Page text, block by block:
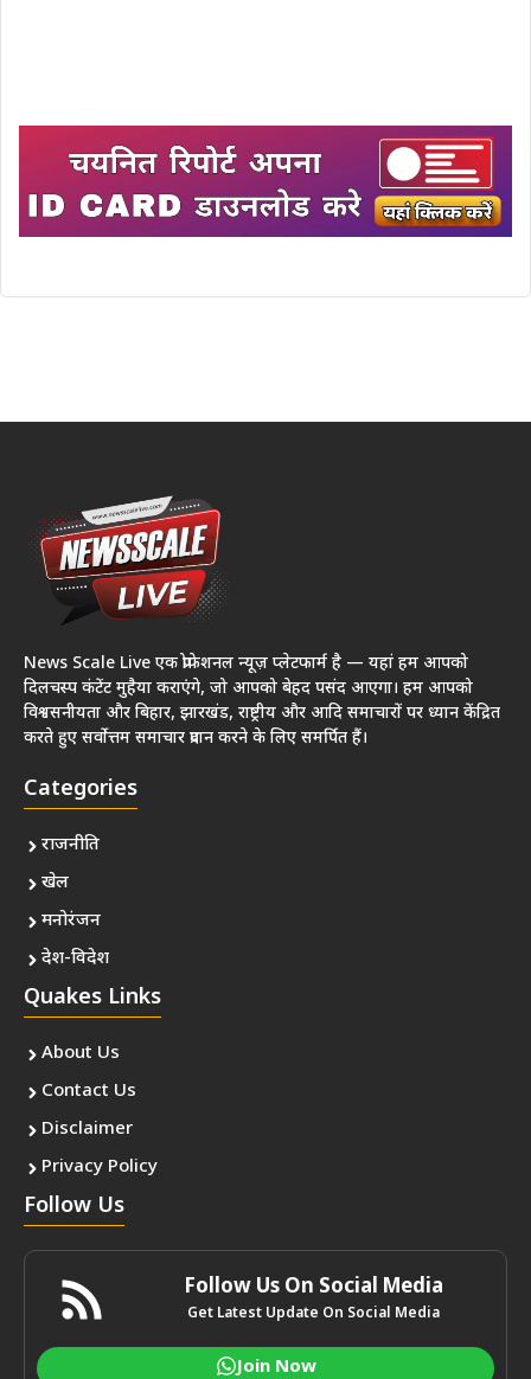
News Scale Live एक प्रोफेशनल न्यूज़ प्लेटफार्म है — यहां हम आपको
दिलचस्प कंटेंट मुहैया कराएंगे, जो आपको बेहद पसंद आएगा। हम आपको
विश्वसनीयता और बिहार, झारखंड, राष्ट्रीय और आदि समाचारों पर ध्यान केंद्रित
करते हुए सर्वोत्तम समाचार प्रदान करने के लिए समर्पित हैं।
Categories
राजनीति
खेल
मनोरंजन
देश-विदेश
Quakes Links
About Us
Contact Us
Disclaimer
Privacy Policy
Follow Us
Follow Us On Social Media
Get Latest Update On Social Media
Join Now